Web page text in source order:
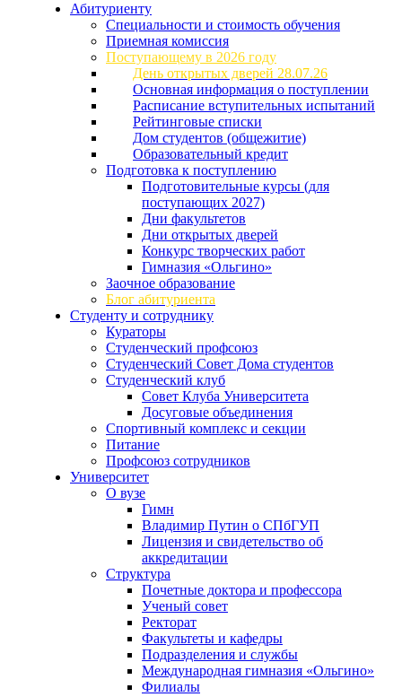
Абитуриенту
Специальности и стоимость обучения
Приемная комиссия
Поступающему в 2026 году
День открытых дверей 28.07.26
Основная информация о поступлении
Расписание вступительных испытаний
Рейтинговые списки
Дом студентов (общежитие)
Образовательный кредит
Подготовка к поступлению
Подготовительные курсы (для
поступающих 2027)
Дни факультетов
Дни открытых дверей
Конкурс творческих работ
Гимназия «Ольгино»
Заочное образование
Блог абитуриента
Студенту и сотруднику
Кураторы
Студенческий профсоюз
Студенческий Совет Дома студентов
Студенческий клуб
Совет Клуба Университета
Досуговые объединения
Спортивный комплекс и секции
Питание
Профсоюз сотрудников
Университет
О вузе
Гимн
Владимир Путин о СПбГУП
Лицензия и свидетельство об
аккредитации
Структура
Почетные доктора и профессора
Ученый совет
Ректорат
Факультеты и кафедры
Подразделения и службы
Международная гимназия «Ольгино»
Филиалы